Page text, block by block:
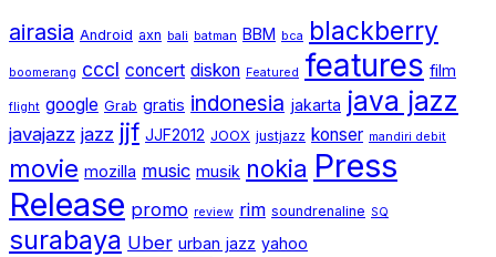
airasia Android axn bali batman BBM bca blackberry
boomerang cccl concert diskon Featured features film
flight google Grab gratis indonesia jakarta java jazz
javajazz jazz jjf JJF2012 JOOX justjazz konser mandiri debit
movie mozilla music musik nokia Press
Release promo review rim soundrenaline SQ
surabaya Uber urban jazz yahoo